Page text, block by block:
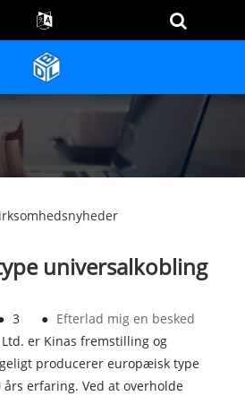
universalkobling
3 ● Efterlad mig en besked
er Kinas fremstilling og
producerer europæisk type
erfaring. Ved at overholde